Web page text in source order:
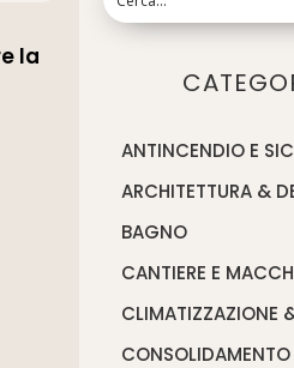
la
ANTINCENDIO E
ARCHITETTURA &
BAGNO
CANTIERE E
CLIMATIZZAZIONE
CONSOLIDAMENTO